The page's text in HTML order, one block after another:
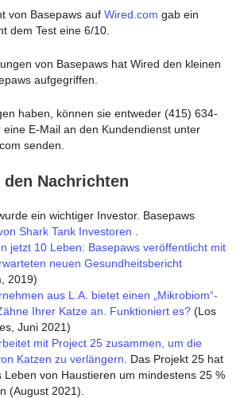
von Basepaws auf Wired.com gab ein
dem Test eine 6/10.
von Basepaws hat Wired den kleinen
aufgegriffen.
haben, können sie entweder (415) 634-
eine E-Mail an den Kundendienst unter
senden.
Nachrichten
ein wichtiger Investor. Basepaws
Shark Tank Investoren
jetzt 10 Leben: Basepaws veröffentlicht mit
neuen Gesundheitsbericht
2019)
aus L.A. bietet einen „Mikrobiom“-
Ihrer Katze an. Funktioniert es? (Los
Juni 2021)
mit Project 25 zusammen, um die
Katzen zu verlängern . Das Projekt 25 hat
Leben von Haustieren um mindestens 25 %
(August 2021).